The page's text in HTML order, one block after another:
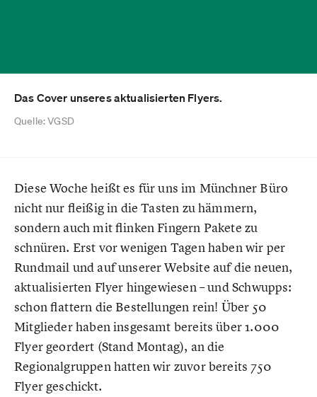
Das Cover unseres aktualisierten Flyers.
Quelle: VGSD
Diese Woche heißt es für uns im Münchner Büro
nicht nur fleißig in die Tasten zu hämmern,
sondern auch mit flinken Fingern Pakete zu
schnüren. Erst vor wenigen Tagen haben wir per
Rundmail und auf unserer Website auf die neuen,
aktualisierten Flyer hingewiesen – und Schwupps:
schon flattern die Bestellungen rein! Über 50
Mitglieder haben insgesamt bereits über 1.000
Flyer geordert (Stand Montag), an die
Regionalgruppen hatten wir zuvor bereits 750
Flyer geschickt.